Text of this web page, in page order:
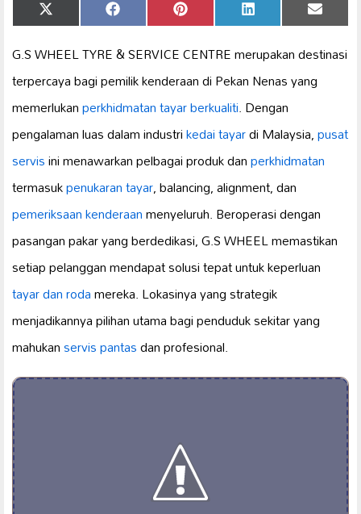
Share
on
X
(Twitter)
Share
on
Facebook Share
on
Pinterest Share
on
LinkedIn Share
on
Email
G.S WHEEL TYRE & SERVICE CENTRE merupakan destinasi
terpercaya bagi pemilik kenderaan di Pekan Nenas yang
memerlukanperkhidmatan tayar berkualiti. Dengan
pengalaman luas dalam industrikedai tayardi Malaysia,pusat
servisini menawarkan pelbagai produk danperkhidmatan
termasukpenukaran tayar, balancing, alignment, dan
pemeriksaan kenderaanmenyeluruh. Beroperasi dengan
pasangan pakar yang berdedikasi, G.S WHEEL memastikan
setiap pelanggan mendapat solusi tepat untuk keperluan
tayar dan rodamereka. Lokasinya yang strategik
menjadikannya pilihan utama bagi penduduk sekitar yang
mahukanservis pantasdan profesional.